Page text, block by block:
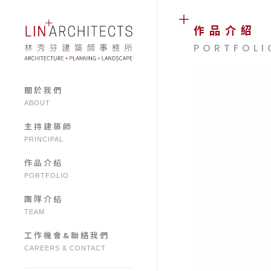
關於我們
ABOUT
主持建築師
PRINCIPAL
作品介紹
PORTFOLIO
團隊介紹
TEAM
工作機會&聯絡我們
CAREERS & CONTACT
作品介紹